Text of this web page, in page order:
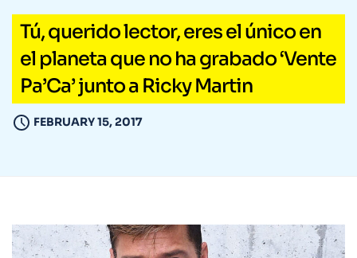
Tú, querido lector, eres el único en
el planeta que no ha grabado ‘Vente
Pa’Ca’ junto a Ricky Martin
FEBRUARY 15, 2017